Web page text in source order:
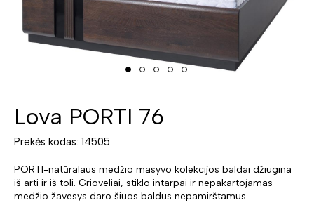
Lova PORTI 76
Prekės kodas: 14505
PORTI-natūralaus medžio masyvo kolekcijos baldai džiugina
iš arti ir iš toli. Grioveliai, stiklo intarpai ir nepakartojamas
medžio žavesys daro šiuos baldus nepamirštamus.